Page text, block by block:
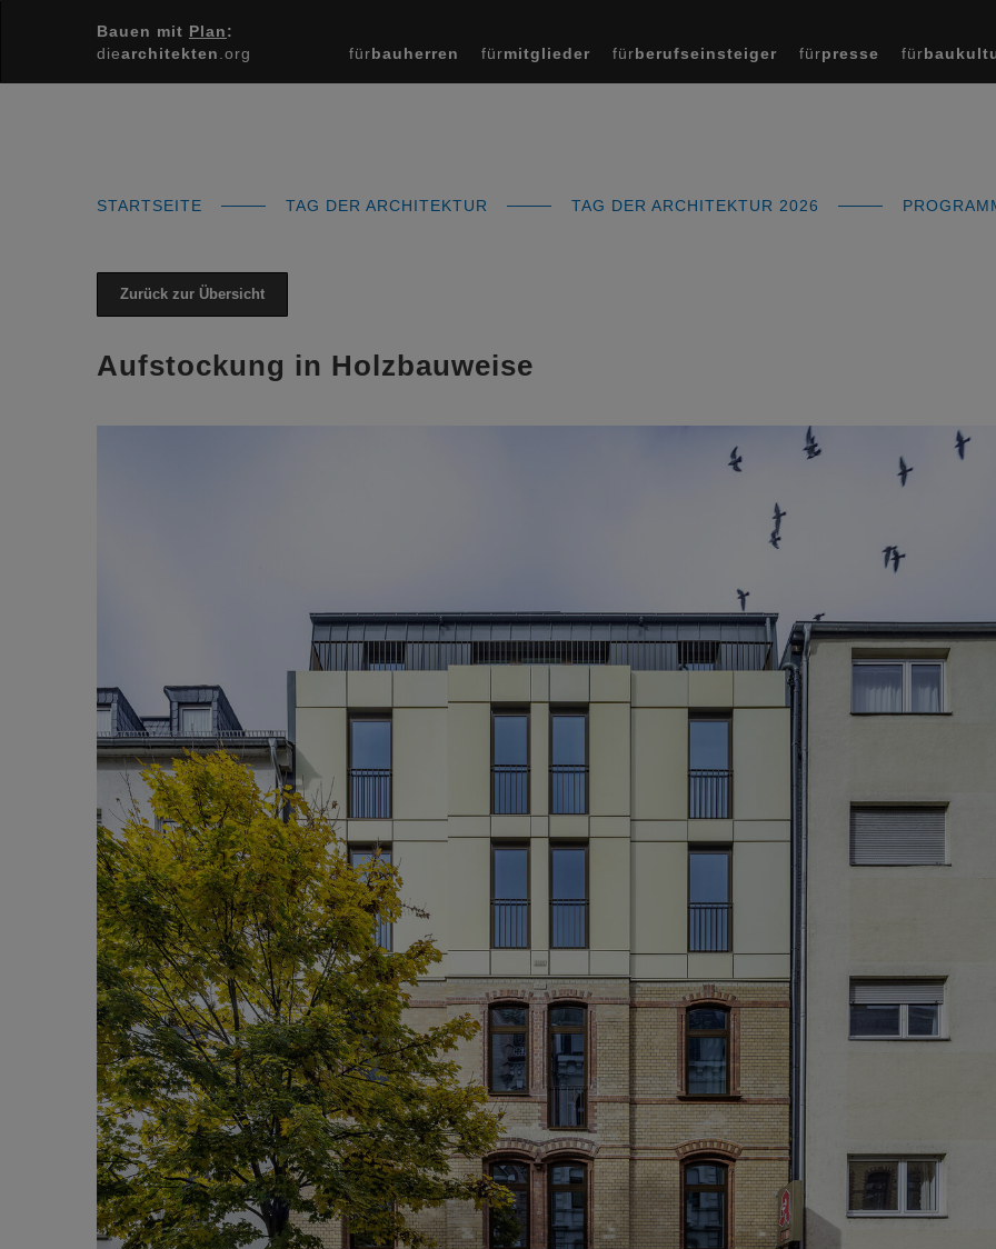
Bauen mit Plan:
diearchitekten .org fürbauherren fürmitglieder fürberufseinsteiger fürpresse für
STARTSEITE TAG DER ARCHITEKTUR TAG DER ARCHITEKTUR 2026
Zurück zur Übersicht
Aufstockung in Holzbauweise